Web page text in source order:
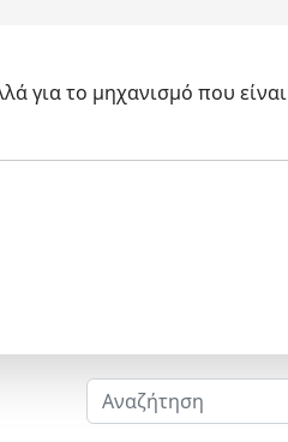
για το μηχανισμό που είναι